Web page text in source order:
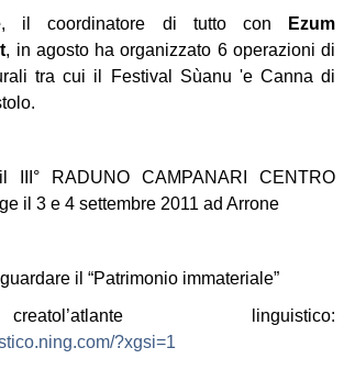
, il coordinatore di tutto con
Ezum
, in agosto ha organizzato 6 operazioni di
tra cui il Festival Sùanu 'e Canna di
III° RADUNO CAMPANARI CENTRO
il 3 e 4 settembre 2011 ad Arrone
il “Patrimonio immateriale”
linguistico:
?xgsi=1